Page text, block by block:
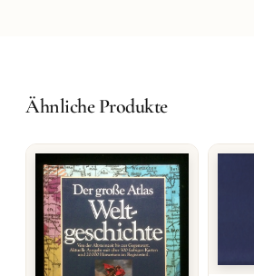
Ähnliche Produkte